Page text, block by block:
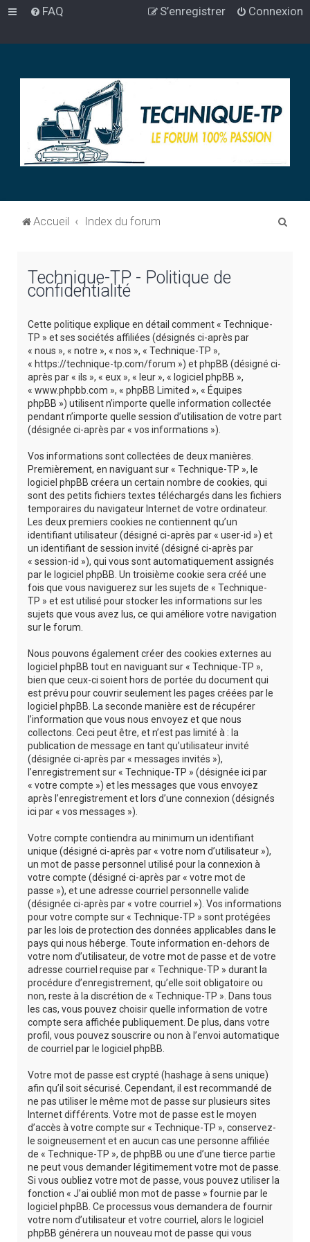
FAQ Connexion
S’enregistrer
Accueil Index du forum
Technique-TP - Politique de
confidentialité
Cette politique explique en détail comment « Technique-
TP » et ses sociétés affiliées (désignés ci-après par
« nous », « notre », « nos », « Technique-TP »,
« https://technique-tp.com/forum ») et phpBB (désigné ci-
après par « ils », « eux », « leur », « logiciel phpBB »,
« www.phpbb.com », « phpBB Limited », « Équipes
phpBB ») utilisent n’importe quelle information collectée
pendant n’importe quelle session d’utilisation de votre part
(désignée ci-après par « vos informations »).
Vos informations sont collectées de deux manières.
Premièrement, en naviguant sur « Technique-TP », le
logiciel phpBB créera un certain nombre de cookies, qui
sont des petits fichiers textes téléchargés dans les fichiers
temporaires du navigateur Internet de votre ordinateur.
Les deux premiers cookies ne contiennent qu’un
identifiant utilisateur (désigné ci-après par « user-id ») et
un identifiant de session invité (désigné ci-après par
« session-id »), qui vous sont automatiquement assignés
par le logiciel phpBB. Un troisième cookie sera créé une
fois que vous naviguerez sur les sujets de « Technique-
TP » et est utilisé pour stocker les informations sur les
sujets que vous avez lus, ce qui améliore votre navigation
sur le forum.
Nous pouvons également créer des cookies externes au
logiciel phpBB tout en naviguant sur « Technique-TP »,
bien que ceux-ci soient hors de portée du document qui
est prévu pour couvrir seulement les pages créées par le
logiciel phpBB. La seconde manière est de récupérer
l’information que vous nous envoyez et que nous
collectons. Ceci peut être, et n’est pas limité à : la
publication de message en tant qu’utilisateur invité
(désignée ci-après par « messages invités »),
l’enregistrement sur « Technique-TP » (désignée ici par
« votre compte ») et les messages que vous envoyez
après l’enregistrement et lors d’une connexion (désignés
ici par « vos messages »).
Votre compte contiendra au minimum un identifiant
unique (désigné ci-après par « votre nom d’utilisateur »),
un mot de passe personnel utilisé pour la connexion à
votre compte (désigné ci-après par « votre mot de
passe »), et une adresse courriel personnelle valide
(désignée ci-après par « votre courriel »). Vos informations
pour votre compte sur « Technique-TP » sont protégées
par les lois de protection des données applicables dans le
pays qui nous héberge. Toute information en-dehors de
votre nom d’utilisateur, de votre mot de passe et de votre
adresse courriel requise par « Technique-TP » durant la
procédure d’enregistrement, qu’elle soit obligatoire ou
non, reste à la discrétion de « Technique-TP ». Dans tous
les cas, vous pouvez choisir quelle information de votre
compte sera affichée publiquement. De plus, dans votre
profil, vous pouvez souscrire ou non à l’envoi automatique
de courriel par le logiciel phpBB.
Votre mot de passe est crypté (hashage à sens unique)
afin qu’il soit sécurisé. Cependant, il est recommandé de
ne pas utiliser le même mot de passe sur plusieurs sites
Internet différents. Votre mot de passe est le moyen
d’accès à votre compte sur « Technique-TP », conservez-
le soigneusement et en aucun cas une personne affiliée
de « Technique-TP », de phpBB ou une d’une tierce partie
ne peut vous demander légitimement votre mot de passe.
Si vous oubliez votre mot de passe, vous pouvez utiliser la
fonction « J’ai oublié mon mot de passe » fournie par le
logiciel phpBB. Ce processus vous demandera de fournir
votre nom d’utilisateur et votre courriel, alors le logiciel
phpBB générera un nouveau mot de passe qui vous